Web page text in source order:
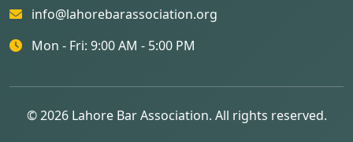
info@lahorebarassociation.org
Mon - Fri: 9:00 AM - 5:00 PM
© 2026 Lahore Bar Association. All rights reserved.